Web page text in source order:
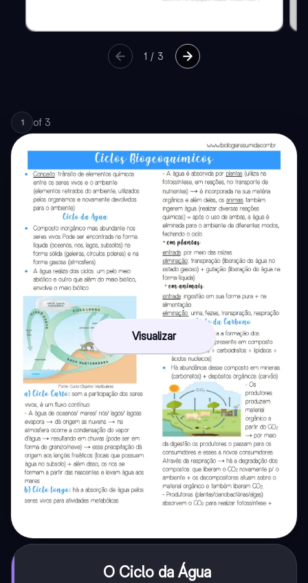
1 / 3
1 of 3
Visualizar
O Ciclo da Água